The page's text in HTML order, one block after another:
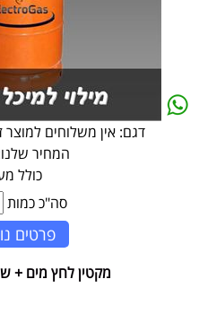
דגם: אין משלוחים
המחיר
כולל
סה"כ כמות
פרטים
מקטין לחץ מים +